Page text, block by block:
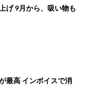
げ 9月から、吸い物も
最高 インボイスで消